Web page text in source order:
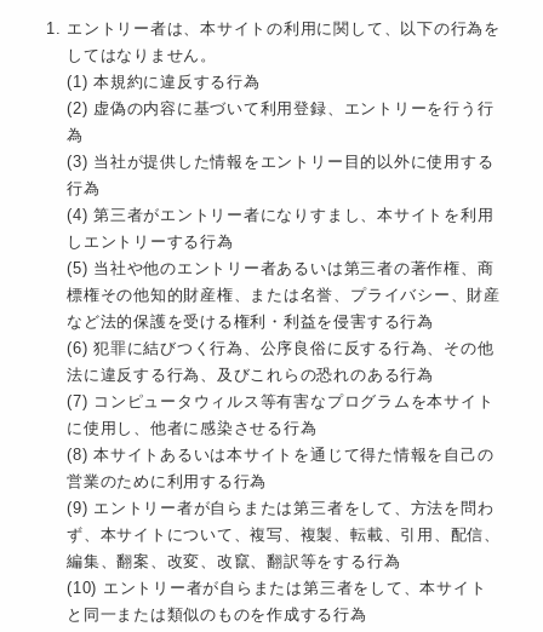
エントリー者は、本サイトの利用に関して、以下の行為を
してはなりません。
(1) 本規約に違反する行為
(2) 虚偽の内容に基づいて利用登録、エントリーを行う行
為
(3) 当社が提供した情報をエントリー目的以外に使用する
行為
(4) 第三者がエントリー者になりすまし、本サイトを利用
しエントリーする行為
(5) 当社や他のエントリー者あるいは第三者の著作権、商
標権その他知的財産権、または名誉、プライバシー、財産
など法的保護を受ける権利・利益を侵害する行為
(6) 犯罪に結びつく行為、公序良俗に反する行為、その他
法に違反する行為、及びこれらの恐れのある行為
(7) コンピュータウィルス等有害なプログラムを本サイト
に使用し、他者に感染させる行為
(8) 本サイトあるいは本サイトを通じて得た情報を自己の
営業のために利用する行為
(9) エントリー者が自らまたは第三者をして、方法を問わ
ず、本サイトについて、複写、複製、転載、引用、配信、
編集、翻案、改変、改竄、翻訳等をする行為
(10) エントリー者が自らまたは第三者をして、本サイト
と同一または類似のものを作成する行為